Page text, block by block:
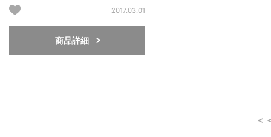
2017.03.01
商品詳細
＜